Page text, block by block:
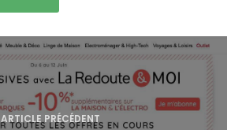
ARTICLE PRÉCÉDENT